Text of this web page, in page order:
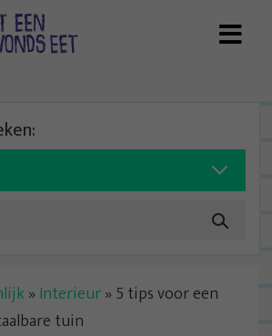
» Interieur» 5 tips voor een
tuin